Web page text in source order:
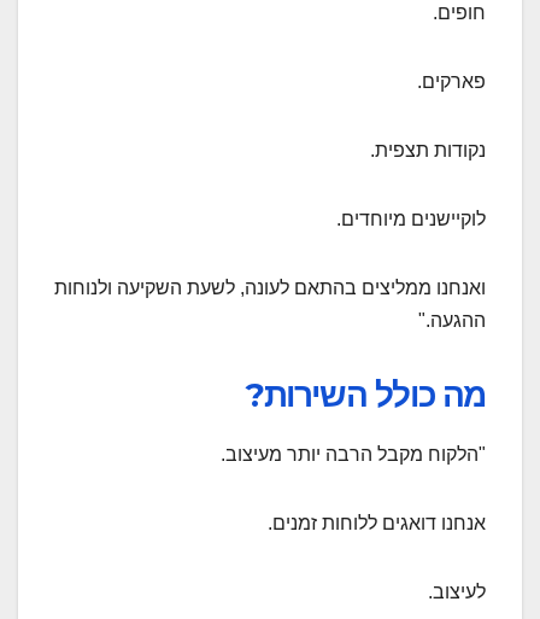
חופים.
פארקים.
נקודות תצפית.
לוקיישנים מיוחדים.
ואנחנו ממליצים בהתאם לעונה, לשעת השקיעה ולנוחות
ההגעה."
מה כולל השירות?
"הלקוח מקבל הרבה יותר מעיצוב.
אנחנו דואגים ללוחות זמנים.
לעיצוב.